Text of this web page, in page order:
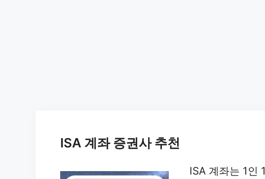
ISA 계좌 증권사 추천
ISA 계좌는 1인